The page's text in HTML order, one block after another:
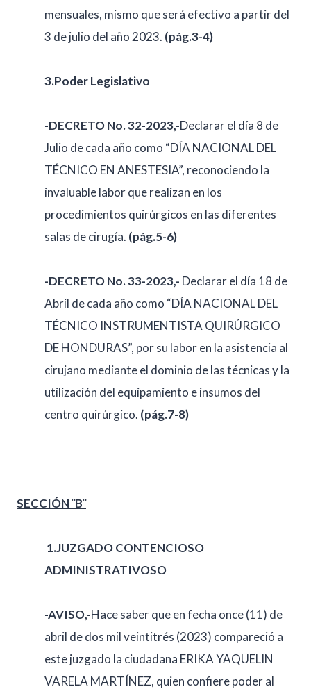
mensuales, mismo que será efectivo a partir del
3 de julio del año 2023. (pág.3-4)
3.Poder Legislativo
-DECRETO No. 32-2023,-Declarar el día 8 de
Julio de cada año como “DÍA NACIONAL DEL
TÉCNICO EN ANESTESIA”, reconociendo la
invaluable labor que realizan en los
procedimientos quirúrgicos en las diferentes
salas de cirugía. (pág.5-6)
-DECRETO No. 33-2023,- Declarar el día 18 de
Abril de cada año como “DÍA NACIONAL DEL
TÉCNICO INSTRUMENTISTA QUIRÚRGICO
DE HONDURAS”, por su labor en la asistencia al
cirujano mediante el dominio de las técnicas y la
utilización del equipamiento e insumos del
centro quirúrgico. (pág.7-8)
SECCIÓN ¨B¨
1.JUZGADO CONTENCIOSO
ADMINISTRATIVOSO
-AVISO,-Hace saber que en fecha once (11) de
abril de dos mil veintitrés (2023) compareció a
este juzgado la ciudadana ERIKA YAQUELIN
VARELA MARTÍNEZ, quien confiere poder al